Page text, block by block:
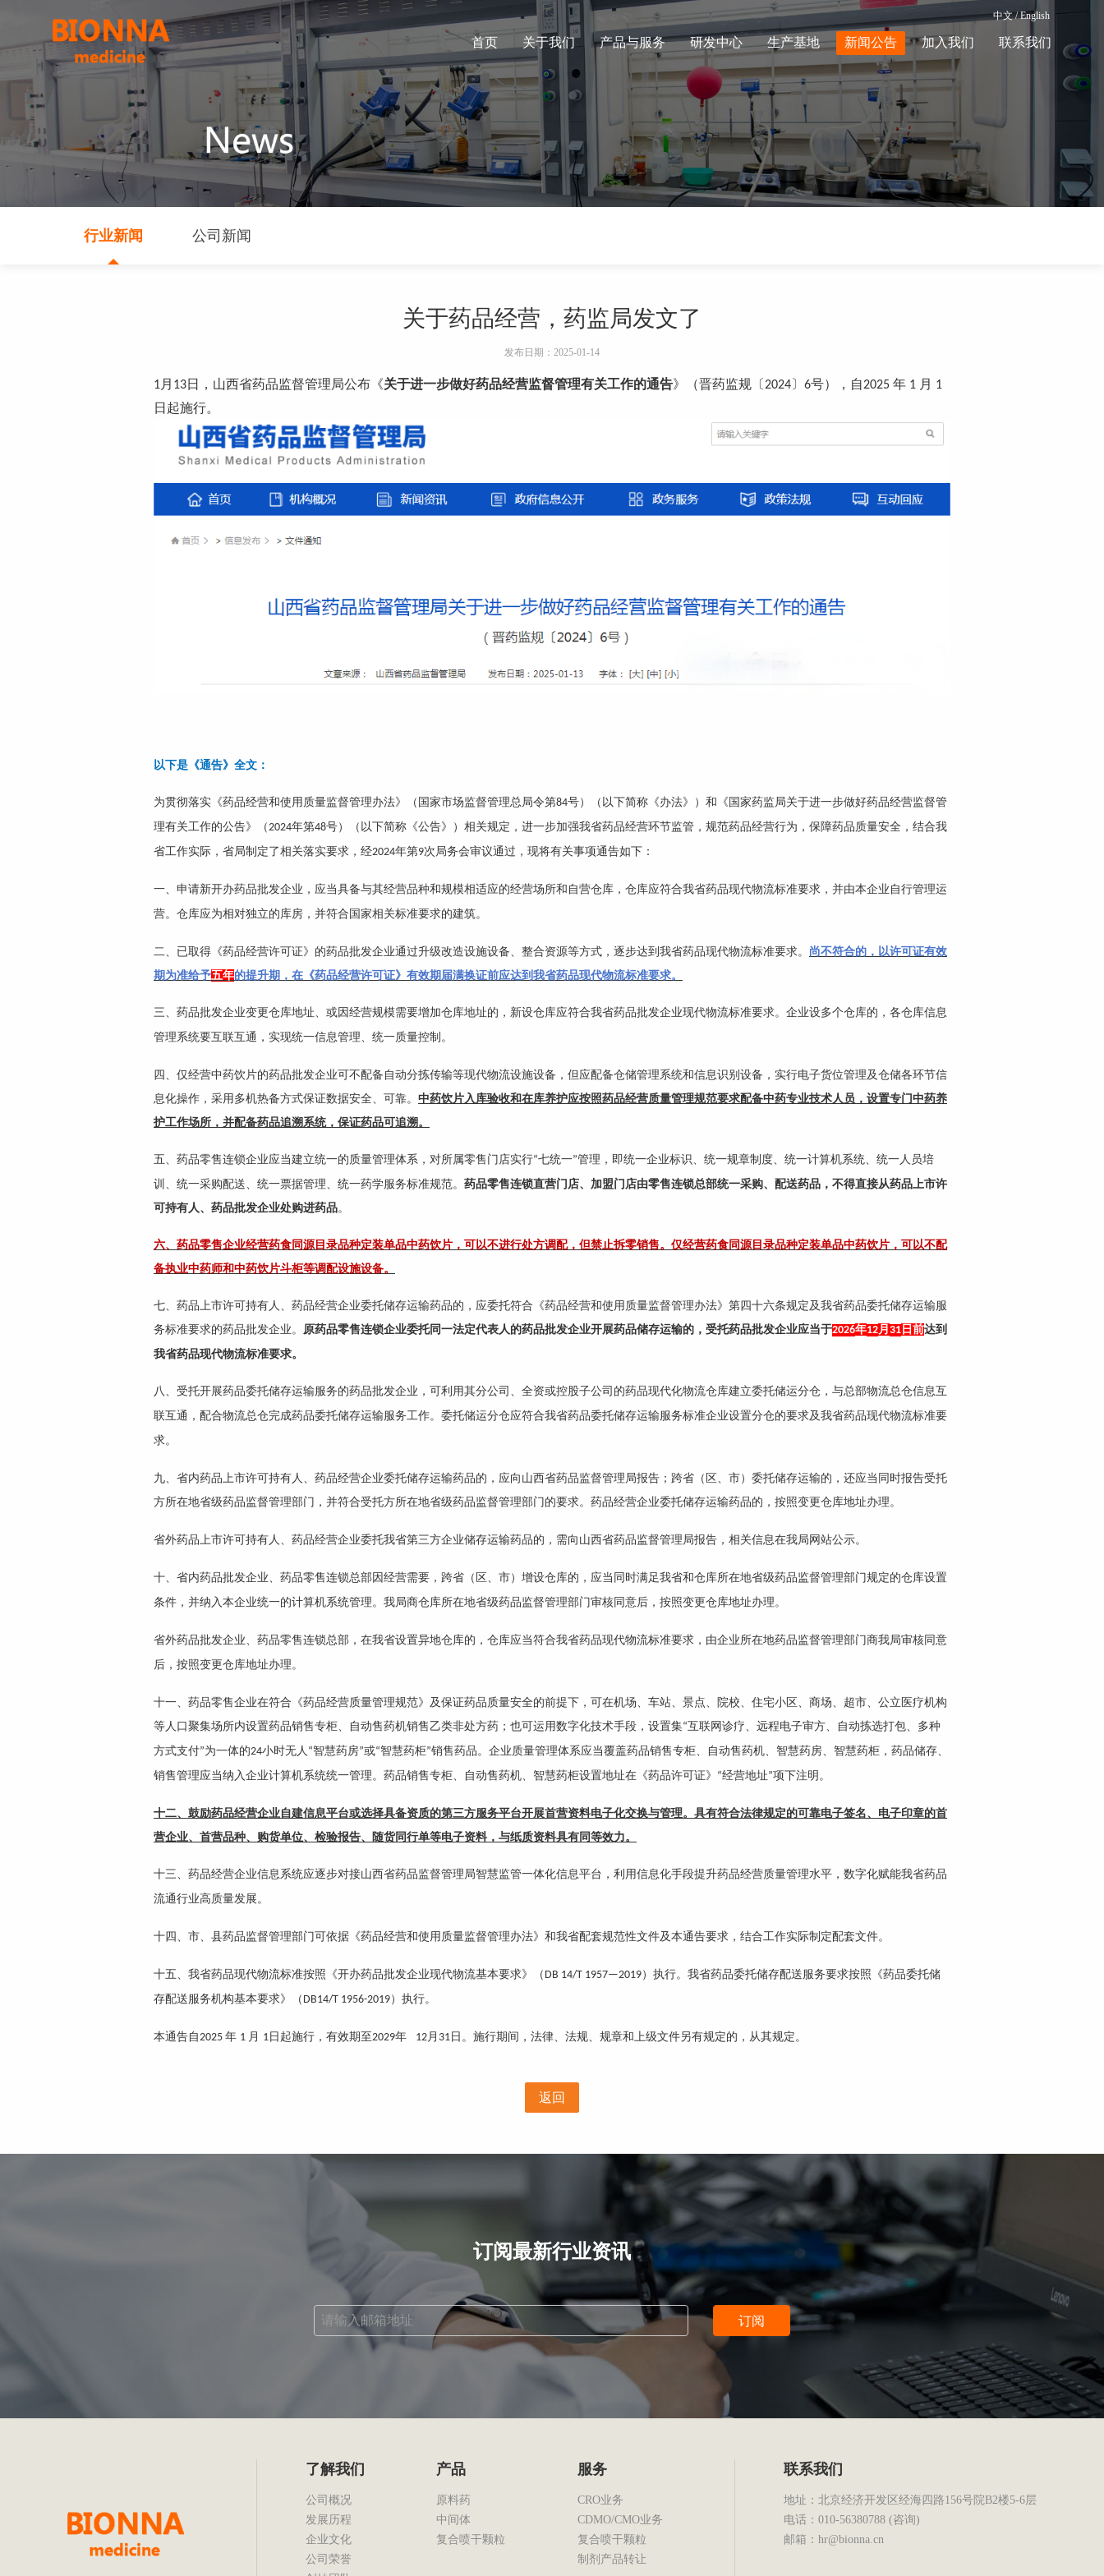
首页 关于我们 产品与服务 研发中心 生产基地 新闻公告 加入我们 联系我们
中文/English
行业新闻 公司新闻
关于药品经营，药监局发文了
发布日期：2025-01-14
1月 13日，山西省药品监督管理局公布《关于进一步做好药品经营监督管理有关工作的通告》（晋药监规〔2024〕 6号），自2025 年 1 月 1
日起施行。
以下是《通告》全文：
为贯彻落实《药品经营和使用质量监督管理办法》（国家市场监督管理总局令第84号）（以下简称《办法》）和《国家药监局关于进一步做好药品经营监督管
理有关工作的公告》（2024年第48号）（以下简称《公告》）相关规定，进一步加强我省药品经营环节监管，规范药品经营行为，保障药品质量安全，结合我
省工作实际，省局制定了相关落实要求，经2024年第9次局务会审议通过，现将有关事项通告如下：
一、申请新开办药品批发企业，应当具备与其经营品种和规模相适应的经营场所和自营仓库，仓库应符合我省药品现代物流标准要求，并由本企业自行管理运
营。仓库应为相对独立的库房，并符合国家相关标准要求的建筑。
二、已取得《药品经营许可证》的药品批发企业通过升级改造设施设备、整合资源等方式，逐步达到我省药品现代物流标准要求。 尚不符合的，以许可证有效
期为准给予五年的提升期，在《药品经营许可证》有效期届满换证前应达到我省药品现代物流标准要求。
三、药品批发企业变更仓库地址、或因经营规模需要增加仓库地址的，新设仓库应符合我省药品批发企业现代物流标准要求。企业设多个仓库的，各仓库信息
管理系统要互联互通，实现统一信息管理、统一质量控制。
四、仅经营中药饮片的药品批发企业可不配备自动分拣传输等现代物流设施设备，但应配备仓储管理系统和信息识别设备，实行电子货位管理及仓储各环节信
息化操作，采用多机热备方式保证数据安全、可靠。 中药饮片入库验收和在库养护应按照药品经营质量管理规范要求配备中药专业技术人员，设置专门中药养
护工作场所，并配备药品追溯系统，保证药品可追溯。
五、药品零售连锁企业应当建立统一的质量管理体系，对所属零售门店实行“七统一”管理，即统一企业标识、统一规章制度、统一计算机系统、统一人员培
训、统一采购配送、统一票据管理、统一药学服务标准规范。 药品零售连锁直营门店、加盟门店由零售连锁总部统一采购、配送药品，不得直接从药品上市许
可持有人、药品批发企业处购进药品。
六、药品零售企业经营药食同源目录品种定装单品中药饮片，可以不进行处方调配，但禁止拆零销售。仅经营药食同源目录品种定装单品中药饮片，可以不配
备执业中药师和中药饮片斗柜等调配设施设备。
七、药品上市许可持有人、药品经营企业委托储存运输药品的，应委托符合《药品经营和使用质量监督管理办法》第四十六条规定及我省药品委托储存运输服
务标准要求的药品批发企业。 原药品零售连锁企业委托同一法定代表人的药品批发企业开展药品储存运输的，受托药品批发企业应当于2026年12月 31 日前达到
我省药品现代物流标准要求。
八、受托开展药品委托储存运输服务的药品批发企业，可利用其分公司、全资或控股子公司的药品现代化物流仓库建立委托储运分仓，与总部物流总仓信息互
联互通，配合物流总仓完成药品委托储存运输服务工作。委托储运分仓应符合我省药品委托储存运输服务标准企业设置分仓的要求及我省药品现代物流标准要
求。
九、省内药品上市许可持有人、药品经营企业委托储存运输药品的，应向山西省药品监督管理局报告；跨省（区、市）委托储存运输的，还应当同时报告受托
方所在地省级药品监督管理部门，并符合受托方所在地省级药品监督管理部门的要求。药品经营企业委托储存运输药品的，按照变更仓库地址办理。
省外药品上市许可持有人、药品经营企业委托我省第三方企业储存运输药品的，需向山西省药品监督管理局报告，相关信息在我局网站公示。
十、省内药品批发企业、药品零售连锁总部因经营需要，跨省（区、市）增设仓库的，应当同时满足我省和仓库所在地省级药品监督管理部门规定的仓库设置
条件，并纳入本企业统一的计算机系统管理。我局商仓库所在地省级药品监督管理部门审核同意后，按照变更仓库地址办理。
省外药品批发企业、药品零售连锁总部，在我省设置异地仓库的，仓库应当符合我省药品现代物流标准要求，由企业所在地药品监督管理部门商我局审核同意
后，按照变更仓库地址办理。
十一、药品零售企业在符合《药品经营质量管理规范》及保证药品质量安全的前提下，可在机场、车站、景点、院校、住宅小区、商场、超市、公立医疗机构
等人口聚集场所内设置药品销售专柜、自动售药机销售乙类非处方药；也可运用数字化技术手段，设置集“互联网诊疗、远程电子审方、自动拣选打包、多种
方式支付”为一体的24小时无人 “智慧药房”或“智慧药柜”销售药品。企业质量管理体系应当覆盖药品销售专柜、自动售药机、智慧药房、智慧药柜，药品储存、
销售管理应当纳入企业计算机系统统一管理。药品销售专柜、自动售药机、智慧药柜设置地址在《药品许可证》 “经营地址”项下注明。
十二、鼓励药品经营企业自建信息平台或选择具备资质的第三方服务平台开展首营资料电子化交换与管理。具有符合法律规定的可靠电子签名、电子印章的首
营企业、首营品种、购货单位、检验报告、随货同行单等电子资料，与纸质资料具有同等效力。
十三、药品经营企业信息系统应逐步对接山西省药品监督管理局智慧监管一体化信息平台，利用信息化手段提升药品经营质量管理水平，数字化赋能我省药品
流通行业高质量发展。
十四、市、县药品监督管理部门可依据《药品经营和使用质量监督管理办法》和我省配套规范性文件及本通告要求，结合工作实际制定配套文件。
十五、我省药品现代物流标准按照《开办药品批发企业现代物流基本要求》（ DB 14/T 1957—2019）执行。我省药品委托储存配送服务要求按照《药品委托储
存配送服务机构基本要求》（ DB14/T 1956-2019）执行。
本通告自2025 年 1 月 1 日起施行，有效期至2029年 12月 31 日。施行期间，法律、法规、规章和上级文件另有规定的，从其规定。
返回
订阅最新行业资讯
订阅
了解我们
公司概况
发展历程
企业文化
公司荣誉
产品
原料药
中间体
复合喷干颗粒
服务
CRO业务
CDMO/CMO业务
复合喷干颗粒
制剂产品转让
联系我们
地址：北京经济开发区经海四路156号院B2楼5-6层
电话：010-56380788 (咨询)
邮箱：hr@bionna.cn